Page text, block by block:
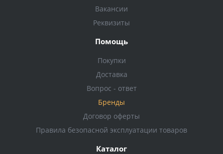
Вакансии
Реквизиты
Помощь
Покупки
Доставка
Вопрос - ответ
Бренды
Договор оферты
Правила безопасной эксплуатации товаров
Каталог